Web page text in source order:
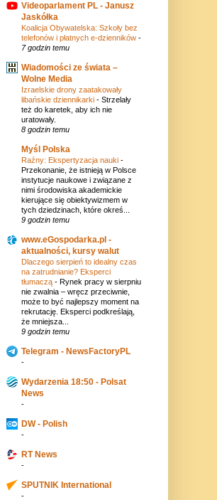
Videoparlament PL - Janusz
Jaskółka
Koalicja Obywatelska: Szkoły bez
telefonów i płatnych e-dzienników -
7 godzin temu
Wiadomości ze świata –
Wolne Media
Izraelskie drony zaatakowały
libańskie dziennikarki - Strzelały
też do karetek, aby ich nie
uratowały.
8 godzin temu
Myśl Polska
Raźny: Ekspertyzacja nauki -
Przekonanie, że istnieją w Polsce
instytucje naukowe i związane z
nimi środowiska akademickie
kierujące się obiektywizmem w
tych dziedzinach, które okreś...
9 godzin temu
www.eGospodarka.pl -
aktualności, kursy walut
Dlaczego sierpień to idealny czas
na zatrudnianie? Eksperci
tłumaczą - Rynek pracy w sierpniu
nie zwalnia – wręcz przeciwnie,
może to być najlepszy moment na
rekrutację. Eksperci podkreślają,
że mniejsza...
9 godzin temu
Telegram - NewsFactoryPL
-
Wydarzenia 18:50 - Polsat
News
-
DW - Polish
-
RT News
-
SPUTNIK International
-